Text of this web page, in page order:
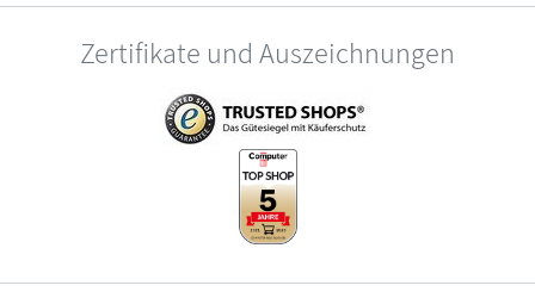
Zertifikate und Auszeichnungen